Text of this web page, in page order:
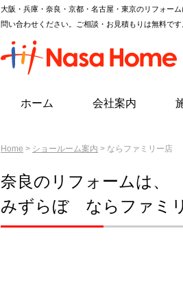
大阪・兵庫・奈良・京都・名古屋・東京のリフォー
問い合わせください。ご相談・お見積もりは無料です
ホーム 会社案内
Home > ショールーム案内 > ならファミリー店
奈良のリフォームは、
みずらぼ ならファミ